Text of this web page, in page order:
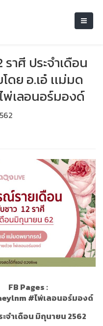
าศี ประจำเดือน
ดย อ.เอ๋ เเม่มด
เลอนอร์มองด์
FB Pages :
#ไพ่เลอนอร์มองด์
จำเดือน มิถุนายน 2562